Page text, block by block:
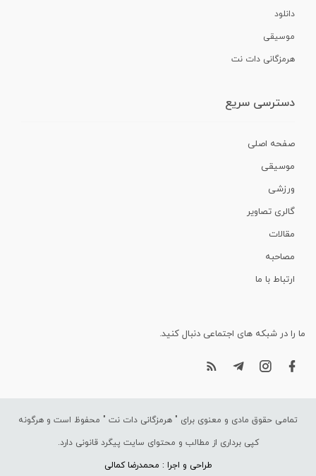
دانلود
موسیقی
هرمزگانی دات نت
دسترسی سریع
صفحه اصلی
موسیقی
ورزشی
گالری تصاویر
مقالات
مصاحبه
ارتباط با ما
ما را در شبکه های اجتماعی دنبال کنید.
تمامی حقوق مادی و معنوی برای " هرمزگانی دات نت " محفوظ است و هرگونه
کپی برداری از مطالب و محتوای سایت پیگرد قانونی دارد.
طراحی و اجرا : محمدرضا کمالی